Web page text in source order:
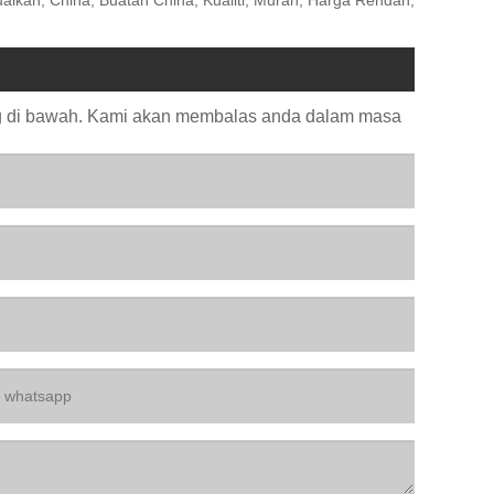
bawah. Kami akan membalas anda dalam masa